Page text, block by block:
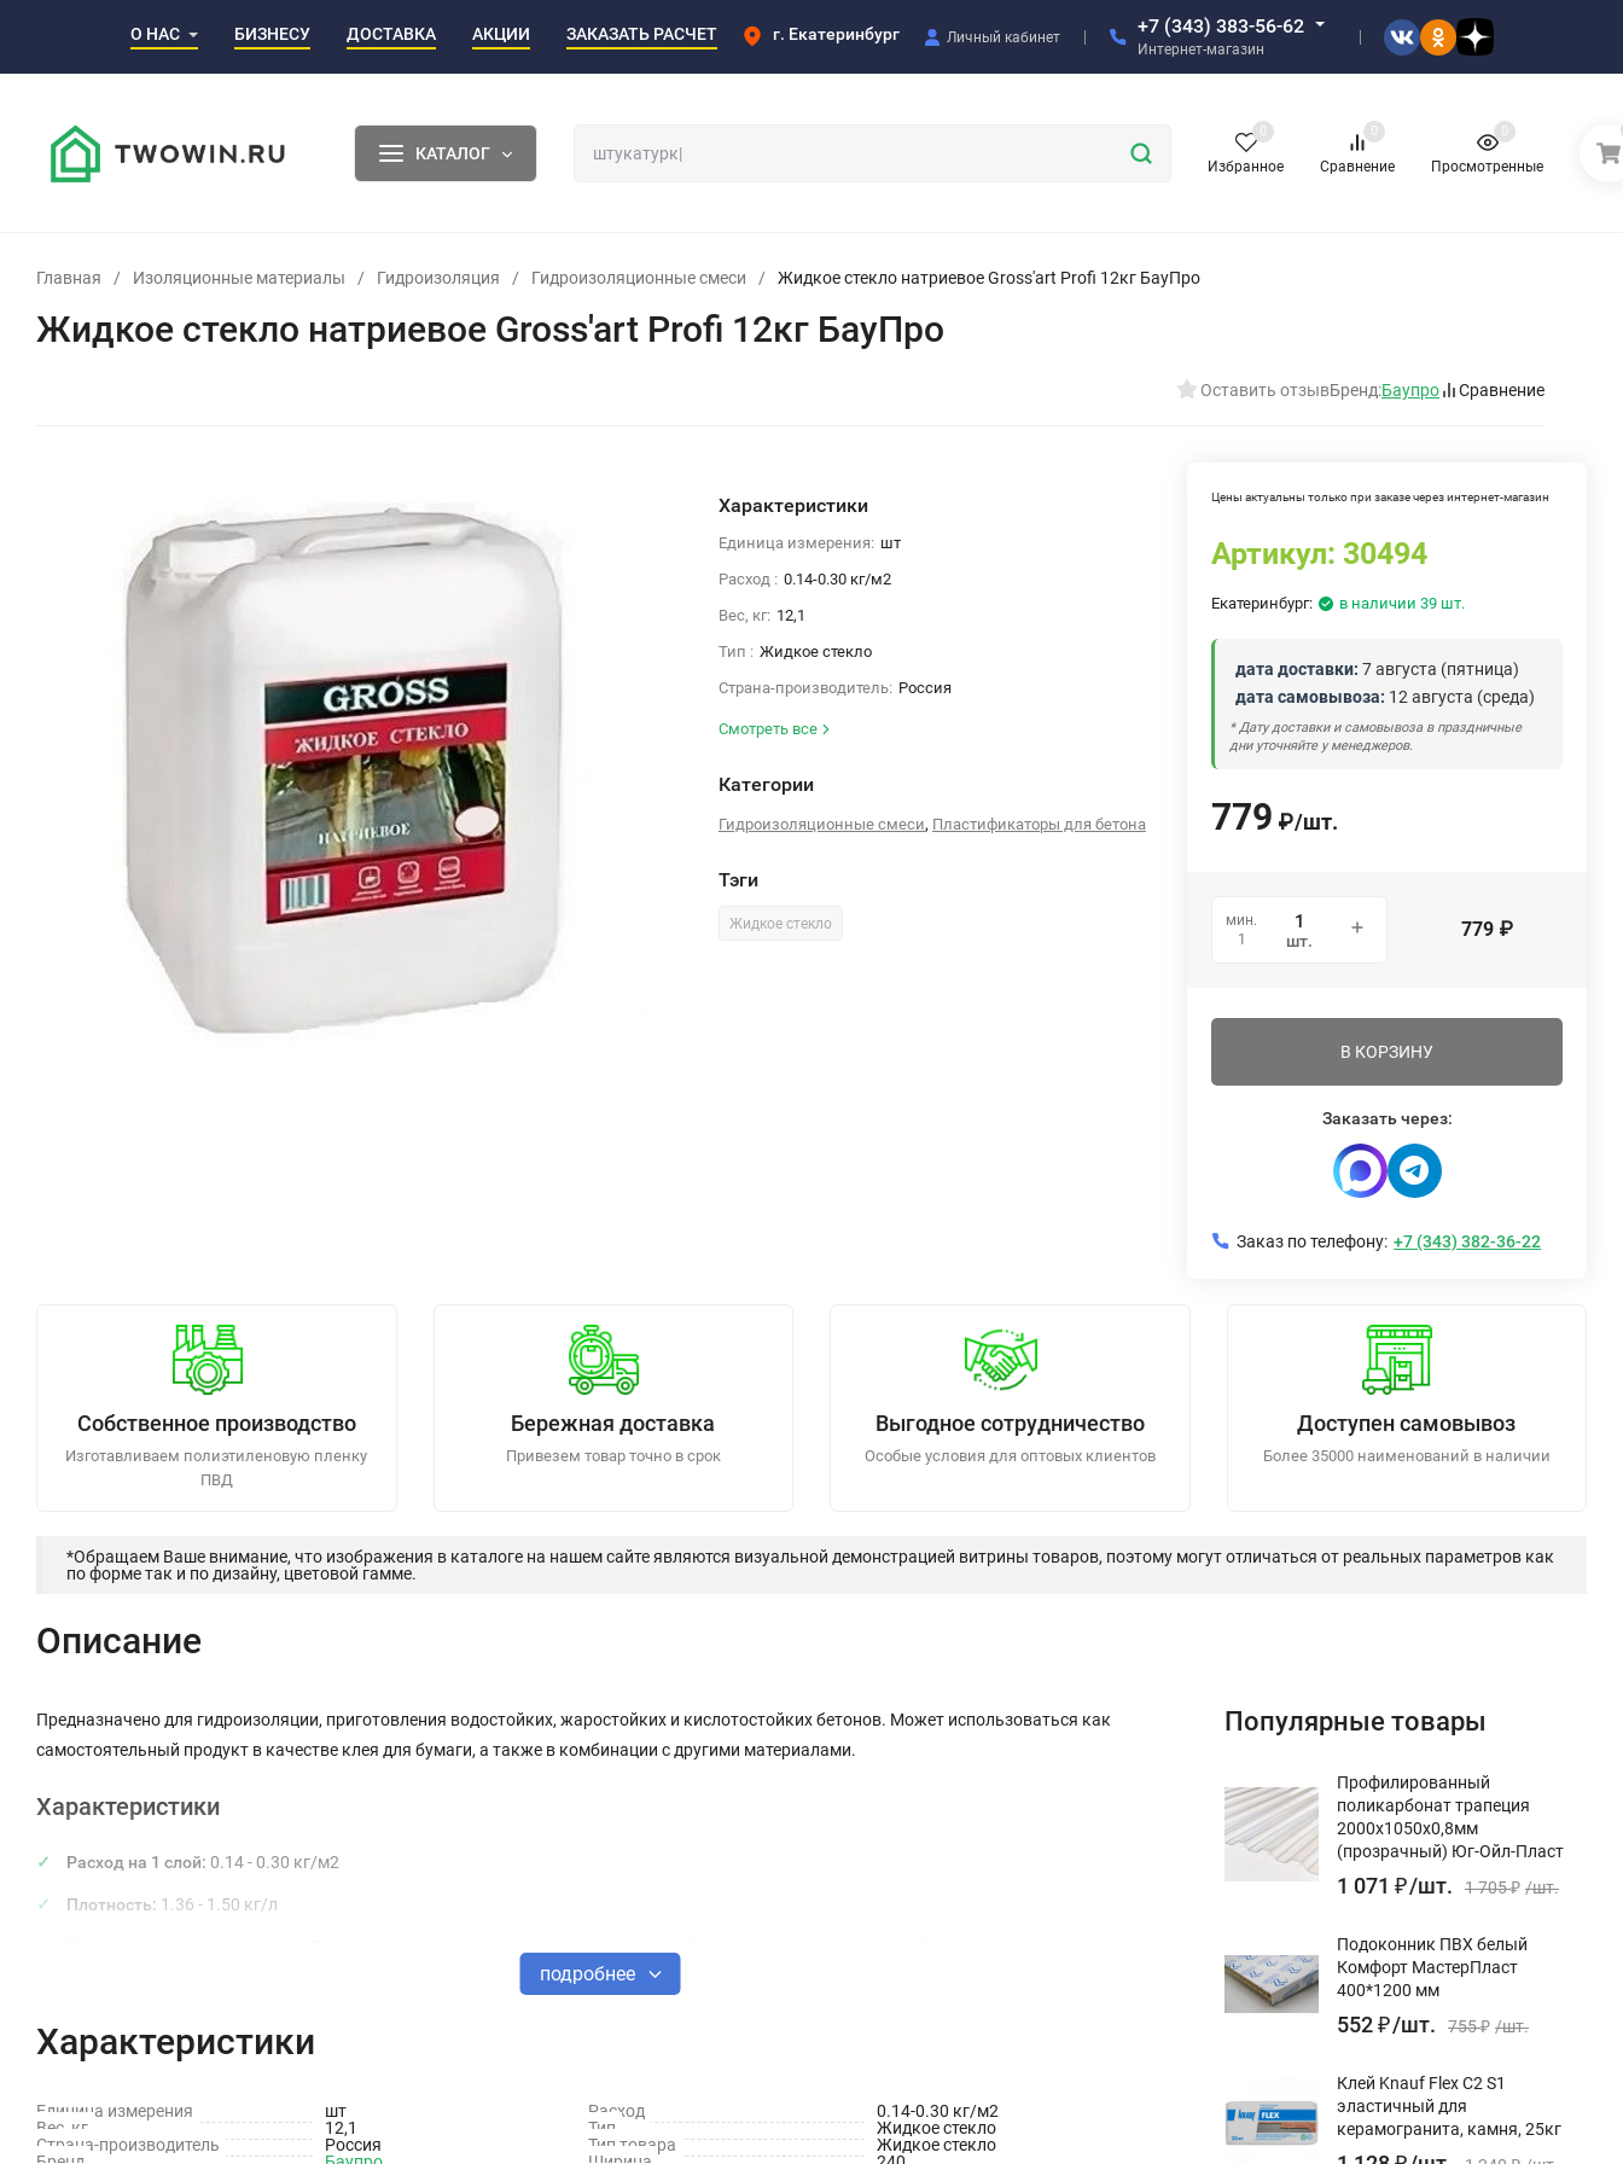
О НАС БИЗНЕСУ ДОСТАВКА АКЦИИ ЗАКАЗАТЬ РАСЧЕТ г. Екатеринбург Личный кабинет +7 (343) 383-56-62
Интернет-магазин
КАТАЛОГ
Избранное
0
Сравнение
0
Просмотренные
0
Главная / Изоляционные материалы / Гидроизоляция / Гидроизоляционные смеси / Жидкое стекло натриевое Gross'art Profi 12кг БауПро
Жидкое стекло натриевое Gross'art Profi 12кг БауПро
Оставить отзывБренд:Баупро Сравнение
Характеристики
Единица измерения: шт
Расход : 0.14-0.30 кг/м2
Вес, кг: 12,1
Тип : Жидкое стекло
Страна-производитель: Россия
Смотреть все
Категории
Гидроизоляционные смеси, Пластификаторы для бетона
Тэги
Жидкое стекло
Цены актуальны только при заказе через интернет-магазин
Артикул:30494
Екатеринбург: в наличии 39 шт.
дата доставки: 7 августа (пятница)
дата самовывоза: 12 августа (среда)
* Дату доставки и самовывоза в праздничные
дни уточняйте у менеджеров.
779 ₽/шт.
мин.
1
шт. 779 ₽
В КОРЗИНУ
Заказать через:
Заказ по телефону: +7 (343) 382-36-22
Собственное производство
Изготавливаем полиэтиленовую пленку
ПВД
Бережная доставка
Привезем товар точно в срок
Выгодное сотрудничество
Особые условия для оптовых клиентов
Доступен самовывоз
Более 35000 наименований в наличии
*Обращаем Ваше внимание, что изображения в каталоге на нашем сайте являются визуальной демонстрацией витрины товаров, поэтому могут отличаться от реальных параметров как
по форме так и по дизайну, цветовой гамме.
Описание
Предназначено для гидроизоляции, приготовления водостойких, жаростойких и кислотостойких бетонов. Может использоваться как
самостоятельный продукт в качестве клея для бумаги, а также в комбинации с другими материалами.
Характеристики
Расход на 1 слой: 0.14 - 0.30 кг/м2
Плотность: 1.36 - 1.50 кг/л
солнечных лучей, вдали от источников отопления, в недоступных для детей местах. При замерзании оттаивать при комнатной
Срок годности:В оригинальной таре 12 месяцев от даты изготовления
Применение
подробнее
Характеристики
Единица измерения шт Расход
0.14-0.30 кг/м2
Вес, кг
12,1 Тип
Жидкое стекло
Страна-производитель
Россия Тип товара
Жидкое стекло
Популярные товары
Профилированный
поликарбонат трапеция
2000х1050х0,8мм
(прозрачный) Юг-Ойл-Пласт
1 071 ₽/шт. 1 705₽ /шт.
Подоконник ПВХ белый
Комфорт МастерПласт
400*1200 мм
552₽/шт. 755₽ /шт.
Клей Knauf Flex С2 S1
эластичный для
керамогранита, камня, 25кг